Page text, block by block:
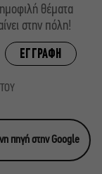
θέματα
στην πόλη!
πηγή στην Google